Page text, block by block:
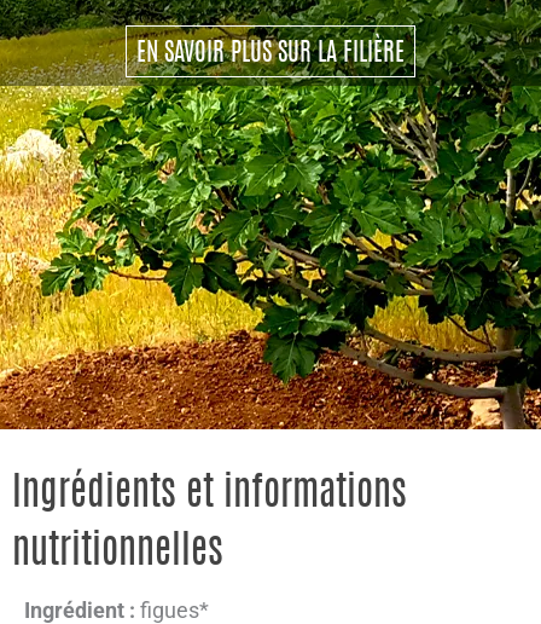
EN SAVOIR PLUS SUR LA FILIÈRE
Ingrédients et informations
nutritionnelles
Ingrédient : figues*